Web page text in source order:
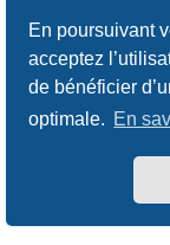
En poursuivant
acceptez
de bénéficier
optimale. En